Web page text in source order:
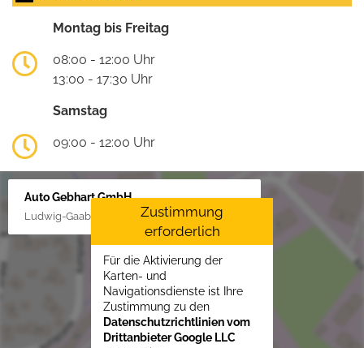
Montag bis Freitag
08:00 - 12:00 Uhr
13:00 - 17:30 Uhr
Samstag
09:00 - 12:00 Uhr
Auto Gebhart GmbH
Ludwig-Gaab-Str. 4, 88427 Bad Schussenried
Zustimmung
erforderlich
Für die Aktivierung der
Karten- und
Navigationsdienste ist Ihre
Zustimmung zu den
Datenschutzrichtlinien vom
Drittanbieter Google LLC